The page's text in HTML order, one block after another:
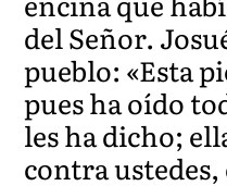
del Señor.
pueblo: «Esta
pues ha oído
les ha dicho;
contra